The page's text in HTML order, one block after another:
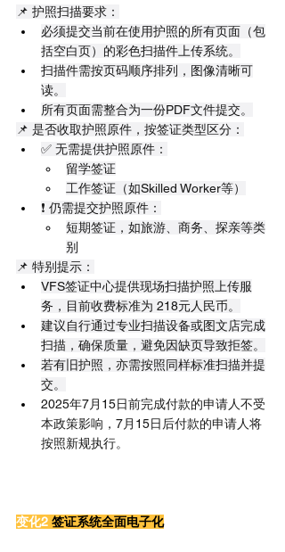
📌 护照扫描要求：
必须提交当前在使用护照的所有页面（包
括空白页）的彩色扫描件上传系统。
扫描件需按页码顺序排列，图像清晰可
读。
所有页面需整合为一份PDF文件提交。
📌 是否收取护照原件，按签证类型区分：
✅ 无需提供护照原件：
留学签证
工作签证（如Skilled Worker等）
❗ 仍需提交护照原件：
短期签证，如旅游、商务、探亲等类
别
📌 特别提示：
VFS签证中心提供现场扫描护照上传服
务，目前收费标准为 218元人民币。
建议自行通过专业扫描设备或图文店完成
扫描，确保质量，避免因缺页导致拒签。
若有旧护照，亦需按照同样标准扫描并提
交。
2025年7月15日前完成付款的申请人不受
本政策影响，7月15日后付款的申请人将
按照新规执行。
变化2 签证系统全面电子化